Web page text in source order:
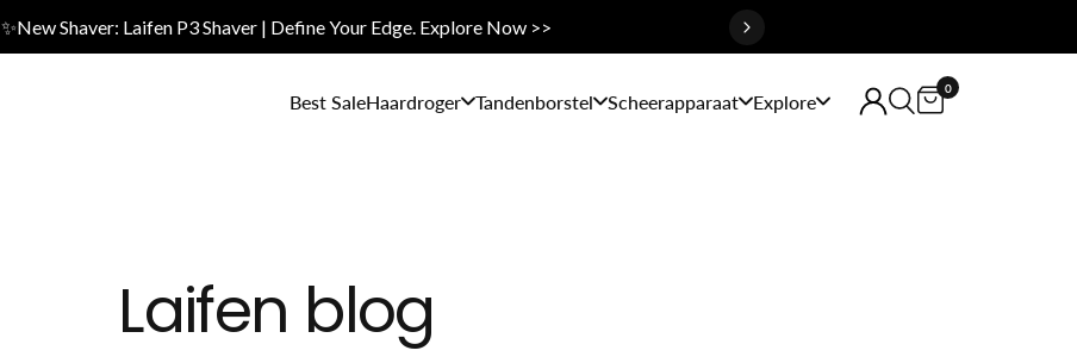
✨New Shaver: Laifen P3 Shaver | Define Your Edge. Explore Now >>
Best SaleHaardroger Tandenborstel Scheerapparaat Explore
0
Laifen blog